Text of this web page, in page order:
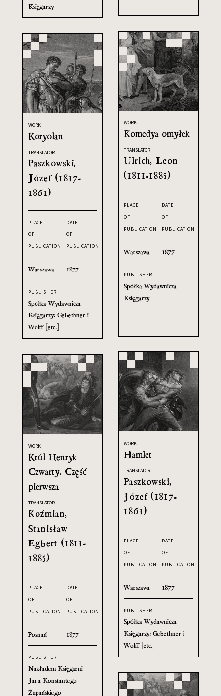
Księgarzy
WORK
Komedya omyłek
TRANSLATOR
Ulrich, Leon
(1811-1885)
PLACE
OF
PUBLICATION
Warszawa
DATE
OF
PUBLICATION
1877
PUBLISHER
Spółka Wydawnicza
Księgarzy
WORK
Koryolan
TRANSLATOR
Paszkowski,
Józef (1817-
1861)
PLACE
OF
PUBLICATION
Warszawa
DATE
OF
PUBLICATION
1877
PUBLISHER
Spółka Wydawnicza
Księgarzy: Gebethner i
Wolff [etc.]
WORK
Hamlet
TRANSLATOR
Paszkowski,
Józef (1817-
1861)
PLACE
OF
PUBLICATION
Warszawa
DATE
OF
PUBLICATION
1877
PUBLISHER
Spółka Wydawnicza
Księgarzy: Gebethner i
Wolff [etc.]
WORK
Król Henryk
Czwarty. Część
pierwsza
TRANSLATOR
Koźmian,
Stanisław
Egbert (1811-
1885)
PLACE
OF
PUBLICATION
Poznań
DATE
OF
PUBLICATION
1877
PUBLISHER
Nakładem Księgarni
Jana Konstantego
Żupańskiego